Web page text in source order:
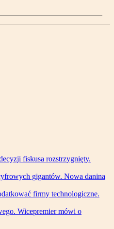
fiskusa rozstrzygnięty.
gigantów. Nowa danina
firmy technologiczne.
Wicepremier mówi o